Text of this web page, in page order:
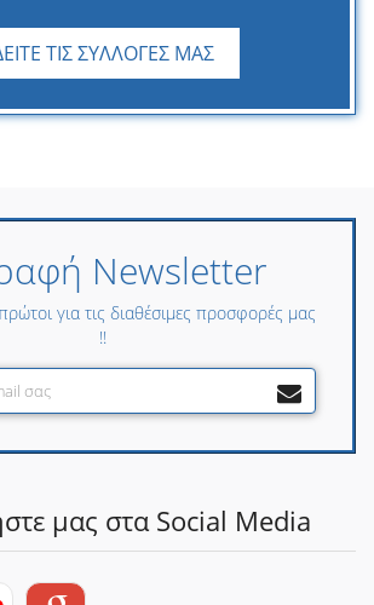
ΤΙΣ ΣΥΛΛΟΓΕΣ ΜΑΣ
Newsletter
για τις διαθέσιμες προσφορές μας
!!
μας στα Social Media